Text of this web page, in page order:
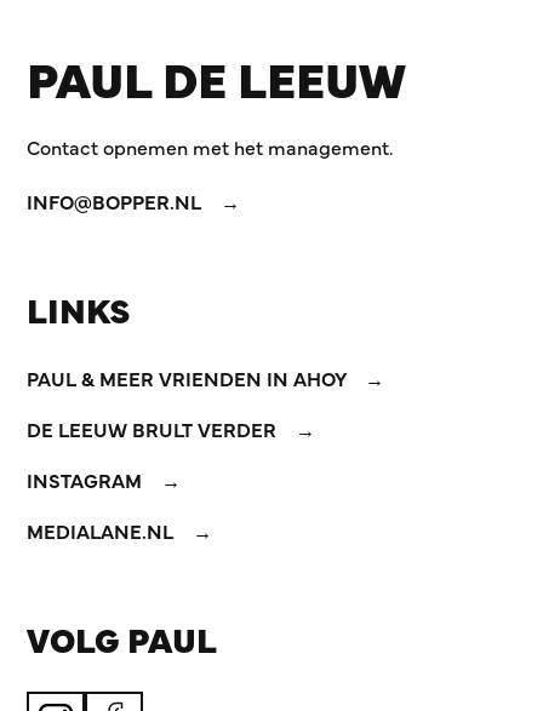
PAUL DE LEEUW
Contact opnemen met het management.
INFO@BOPPER.NL
LINKS
PAUL & MEER VRIENDEN IN AHOY
DE LEEUW BRULT VERDER
INSTAGRAM
MEDIALANE.NL
VOLG PAUL